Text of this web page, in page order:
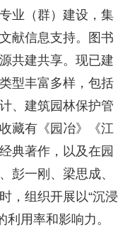
业（群）建设，集
献信息支持。图书
共建共享。现已建
型丰富多样，包括
、建筑园林保护管
藏有《园冶》《江
典著作，以及在园
彭一刚、梁思成、
，组织开展以“沉浸
用率和影响力。